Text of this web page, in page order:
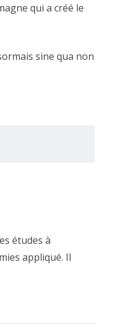
qui a créé le
sine qua non
études à
appliqué. Il